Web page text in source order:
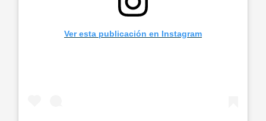
Ver esta publicación en Instagram